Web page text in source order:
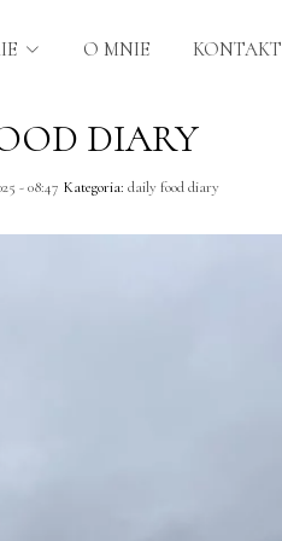
O MNIE KONTAKT
DIARY
- 08:47 Kategoria: daily food diary